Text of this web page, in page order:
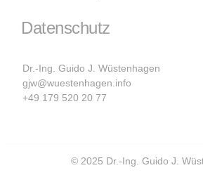
Datenschutz
Dr.-Ing. Guido J. Wüstenhagen
gjw@wuestenhagen.info
+49 179 520 20 77
© 2025 Dr.-Ing. Guido J.